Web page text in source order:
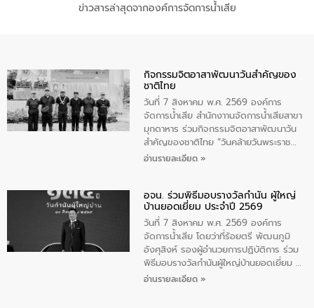
ข่าวสารล่าสุดจากองค์การจัดการน้ำเสีย
กิจกรรมจิตอาสาพัฒนาวันสําคัญของ
ชาติไทย
วันที่ 7 สิงหาคม พ.ศ. 2569 องค์การ
จัดการน้ำเสีย สำนักงาานจัดการน้ำเสียสาขา
มุกดาหาร ร่วมกิจกรรมจิตอาสาพัฒนาวัน
สําคัญของชาติไทย “วันคล้ายวันพระราช
สมภพ สมเด็จพระนางเจ้าสิริกิติ์พระบรม
ทิพย์คำ รองผู้ว่าราชการจังหวัดมุกดาหาร
เป็นประธานในพิธี ณ เรือนจําชั่วคราวนาโสก
ตําบลนาโสก อําเภอเมืองมุกดาหาร จังหวัด
มุกดาหาร โดยในกิจกรรมได้ร่วมปลูกป่า และ
ทําความสะอาดภายในบริเวณ จัดกิจกรรม
เพื่อถวายเป็นพระราชกุศล สมเด็จพระนาง
เจ้าสิริกิติ์พระบรมราชินีนาถ พระบรมราช
อ่านรายละเอียด »
อจน. ร่วมพิธีมอบรางวัลกำนัน ผู้ใหญ่
บ้านยอดเยี่ยม ประจำปี 2569
วันที่ 7 สิงหาคม พ.ศ. 2569 องค์การ
จัดการน้ำเสีย โดยว่าที่ร้อยตรี พัฒนภูมิ
อังศุสิงห์ รองผู้อำนวยการปฏิบัติการ ร่วม
พิธีมอบรางวัลกำนันผู้ใหญ่บ้านยอดเยี่ยม ณ
ทำเนียบรัฐบาล โดยมีนายอนุทิน ชาญวีรกูล
อ่านรายละเอียด »